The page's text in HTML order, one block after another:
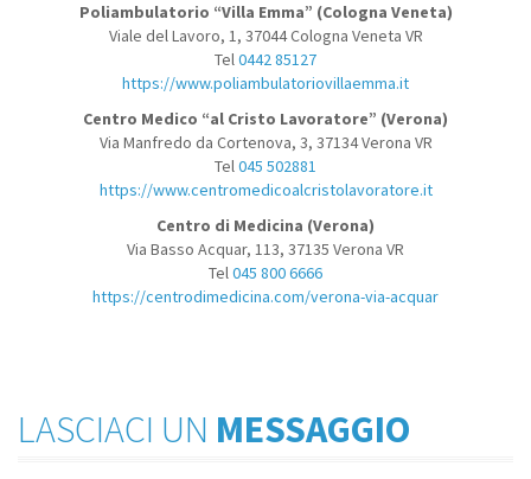
Poliambulatorio “Villa Emma” (Cologna Veneta)
Viale del Lavoro, 1, 37044 Cologna Veneta VR
Tel0442 85127
https://www.poliambulatoriovillaemma.it
Centro Medico “al Cristo Lavoratore” (Verona)
Via Manfredo da Cortenova, 3, 37134 Verona VR
Tel045 502881
https://www.centromedicoalcristolavoratore.it
Centro di Medicina (Verona)
Via Basso Acquar, 113, 37135 Verona VR
Tel045 800 6666
https://centrodimedicina.com/verona-via-acquar
LASCIACI UN MESSAGGIO